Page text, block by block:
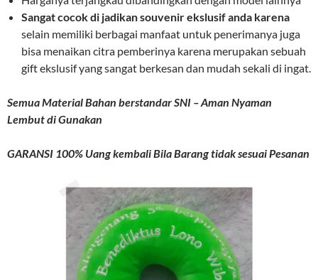
Sangat cocok di jadikan souvenir ekslusif anda karena
selain memiliki berbagai manfaat untuk penerimanya juga
bisa menaikan citra pemberinya karena merupakan sebuah
gift ekslusif yang sangat berkesan dan mudah sekali di ingat.
Semua Material Bahan berstandar SNI – Aman Nyaman
Lembut di Gunakan
GARANSI 100% Uang kembali Bila Barang tidak sesuai Pesanan